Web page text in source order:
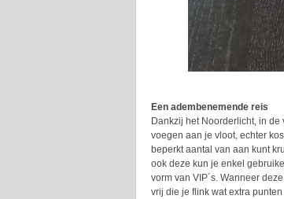
Een adembenemende reis
Dankzij het Noorderlicht, in
voegen aan je vloot, echter
beperkt aantal van aan kunt
ook deze kun je enkel
vorm van VIP´s. Wanneer
vrij die je flink wat extra